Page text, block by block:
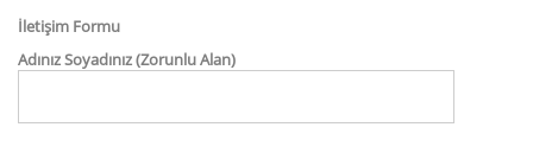
İletişim Formu
Adınız Soyadınız (Zorunlu Alan)